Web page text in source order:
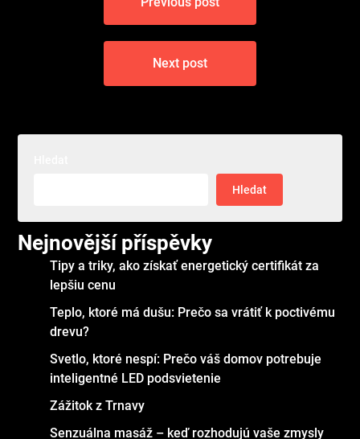
příspěvek
Next post
Hledat
Nejnovější příspěvky
Tipy a triky, ako získať energetický certifikát za
lepšiu cenu
Teplo, ktoré má dušu: Prečo sa vrátiť k poctivému
drevu?
Svetlo, ktoré nespí: Prečo váš domov potrebuje
inteligentné LED podsvietenie
Zážitok z Trnavy
Senzuálna masáž – keď rozhodujú vaše zmysly